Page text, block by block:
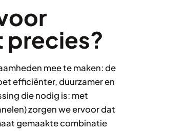
precies?
mee te maken: de
efficiënter, duurzamer en
die nodig is: met
zorgen we ervoor dat
gemaakte combinatie